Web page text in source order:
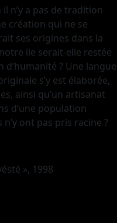
il n’y a pas de tradition
création qui ne se
ses origines dans la
ile serait-elle restée
? Une langue
s’y est élaborée,
ainsi qu’un artisanat
d’une population
ont pas pris racine ?
», 1998